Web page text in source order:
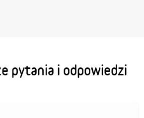
pytania i odpowiedzi